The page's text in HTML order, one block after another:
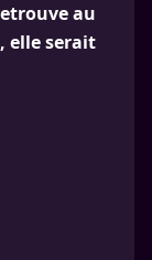
au
elle serait